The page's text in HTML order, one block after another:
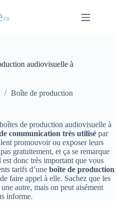
audiovisuelle à
Boîte de production
de production audiovisuelle à
communication très utilisé par
promouvoir ou exposer leurs
gratuitement, et ça se remarque
est donc très important que vous
tarifs d’une boîte de production
faire appel à elle. Sachez que les
autre, mais on peut aisément
informe.